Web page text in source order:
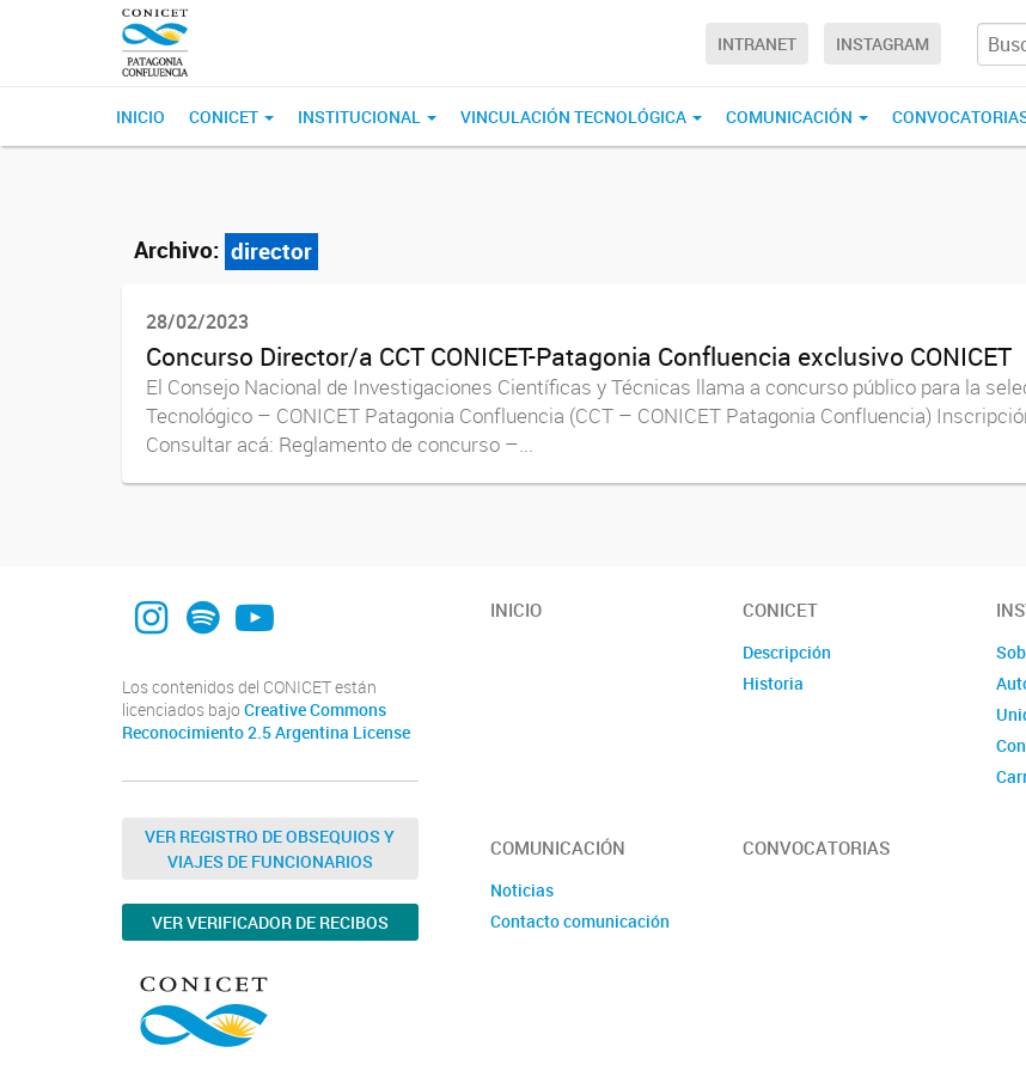
INTRANET INSTAGRAM
INICIO CONICET INSTITUCIONAL VINCULACIÓN TECNOLÓGICA COMUNICACIÓN
Archivo: director
28/02/2023
Concurso Director/a CCT CONICET-Patagonia Confluencia exclusivo CONICET
El Consejo Nacional de Investigaciones Científicas y Técnicas llama a concurso público para la
Tecnológico – CONICET Patagonia Confluencia (CCT – CONICET Patagonia Confluencia)
Consultar acá: Reglamento de concurso –...
Instagram
SpotifyYouTube
Los contenidos del CONICET están
licenciados bajo Creative Commons
Reconocimiento 2.5 Argentina License
VER REGISTRO DE OBSEQUIOS Y
VIAJES DE FUNCIONARIOS
VER VERIFICADOR DE RECIBOS
INICIO CONICET
Descripción
Historia
COMUNICACIÓN
Noticias
Contacto comunicación
CONVOCATORIAS